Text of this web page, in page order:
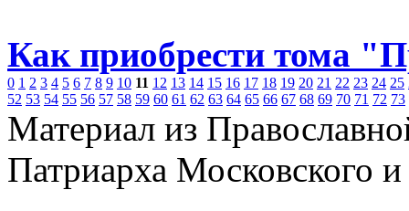
Как приобрести тома
0 1 2 3 4 5 6 7 8 9 10 11 12 13 14 15 16 17 18 19 20 21 22 23 24 25
52 53 54 55 56 57 58 59 60 61 62 63 64 65 66 67 68 69 70 71 72 73
Материал из
Патриарха Московского